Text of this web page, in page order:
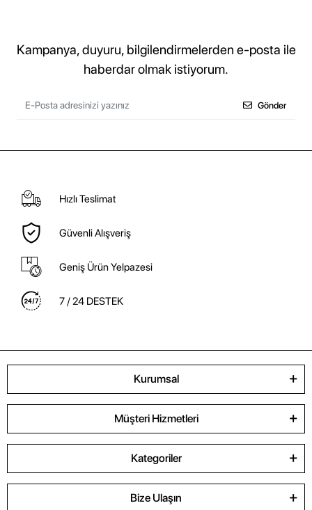
Kampanya, duyuru, bilgilendirmelerden e-posta ile
haberdar olmak istiyorum.
Gönder
Hızlı Teslimat
Güvenli Alışveriş
Geniş Ürün Yelpazesi
7 / 24 DESTEK
Kurumsal
Müşteri Hizmetleri
Kategoriler
Bize Ulaşın